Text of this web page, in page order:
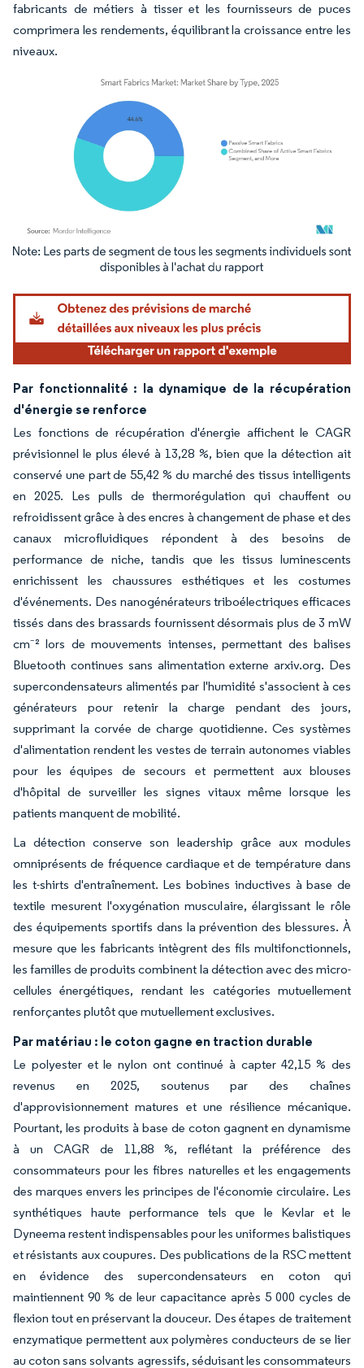
fabricants de métiers à tisser et les fournisseurs de puces
comprimera les rendements, équilibrant la croissance entre les
niveaux.
Image © Mordor Intelligence. La réutilisation nécessite une attribution sous CC BY
Par fonctionnalité : la dynamique de la récupération
d'énergie se renforce
Les fonctions de récupération d'énergie affichent le CAGR
prévisionnel le plus élevé à 13,28 %, bien que la détection ait
conservé une part de 55,42 % du marché des tissus intelligents
en 2025. Les pulls de thermorégulation qui chauffent ou
refroidissent grâce à des encres à changement de phase et des
canaux microfluidiques répondent à des besoins de
performance de niche, tandis que les tissus luminescents
enrichissent les chaussures esthétiques et les costumes
d'événements. Des nanogénérateurs triboélectriques efficaces
tissés dans des brassards fournissent désormais plus de 3 mW
cm⁻² lors de mouvements intenses, permettant des balises
Bluetooth continues sans alimentation externe arxiv.org. Des
supercondensateurs alimentés par l'humidité s'associent à ces
générateurs pour retenir la charge pendant des jours,
supprimant la corvée de charge quotidienne. Ces systèmes
d'alimentation rendent les vestes de terrain autonomes viables
pour les équipes de secours et permettent aux blouses
d'hôpital de surveiller les signes vitaux même lorsque les
patients manquent de mobilité.
La détection conserve son leadership grâce aux modules
omniprésents de fréquence cardiaque et de température dans
les t-shirts d'entraînement. Les bobines inductives à base de
textile mesurent l'oxygénation musculaire, élargissant le rôle
des équipements sportifs dans la prévention des blessures. À
mesure que les fabricants intègrent des fils multifonctionnels,
les familles de produits combinent la détection avec des micro-
cellules énergétiques, rendant les catégories mutuellement
renforçantes plutôt que mutuellement exclusives.
Par matériau : le coton gagne en traction durable
Le polyester et le nylon ont continué à capter 42,15 % des
revenus en 2025, soutenus par des chaînes
d'approvisionnement matures et une résilience mécanique.
Pourtant, les produits à base de coton gagnent en dynamisme
à un CAGR de 11,88 %, reflétant la préférence des
consommateurs pour les fibres naturelles et les engagements
des marques envers les principes de l'économie circulaire. Les
synthétiques haute performance tels que le Kevlar et le
Dyneema restent indispensables pour les uniformes balistiques
et résistants aux coupures. Des publications de la RSC mettent
en évidence des supercondensateurs en coton qui
maintiennent 90 % de leur capacitance après 5 000 cycles de
flexion tout en préservant la douceur. Des étapes de traitement
enzymatique permettent aux polymères conducteurs de se lier
au coton sans solvants agressifs, séduisant les consommateurs